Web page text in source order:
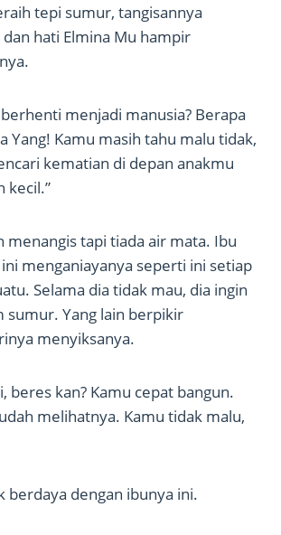
tepi sumur, tangisannya
hati Elmina Mu hampir
menjadi manusia? Berapa
Yang! Kamu masih tahu malu tidak,
kematian di depan anakmu
kecil.”
menangis tapi tiada air mata. Ibu
menganiayanya seperti ini setiap
Selama dia tidak mau, dia ingin
sumur. Yang lain berpikir
menyiksanya.
beres kan? Kamu cepat bangun.
melihatnya. Kamu tidak malu,
berdaya dengan ibunya ini.